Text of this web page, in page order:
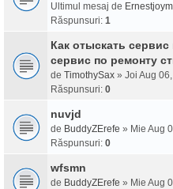
Ultimul mesaj de
Răspunsuri: 1
Как отыскать
сервис по ремонту
de TimothySax » Joi Aug
Răspunsuri: 0
nuvjd
de BuddyZErefe » Mie Aug
Răspunsuri: 0
wfsmn
de BuddyZErefe » Mie Aug